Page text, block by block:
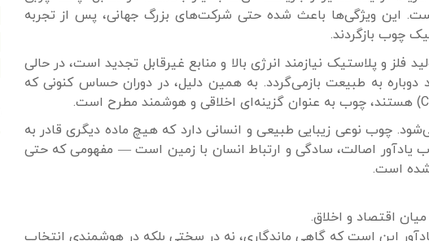
است. این ویژگی‌ها باعث شده حتی شرکت‌های بزرگ جهانی، پس از تجربه
چوب بازگردند.
و پلاستیک نیازمند انرژی بالا و منابع غیرقابل تجدید است، در حالی
به طبیعت بازمی‌گردد. به همین دلیل، در دوران حساس کنونی که
چوب نوعی زیبایی طبیعی و انسانی دارد که هیچ ماده دیگری قادر به
یادآور اصالت، سادگی و ارتباط انسان با زمین است — مفهومی که حتی
شده است.
اقتصاد و اخلاق.
این است که گاهی ماندگاری، نه در سختی بلکه در هوشمندی انتخاب